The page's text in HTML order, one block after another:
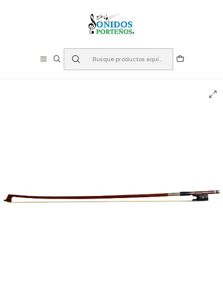
Instrumentos de Cuerda
Arco Violín 4/4 Jujube - Livorno LIAV-10